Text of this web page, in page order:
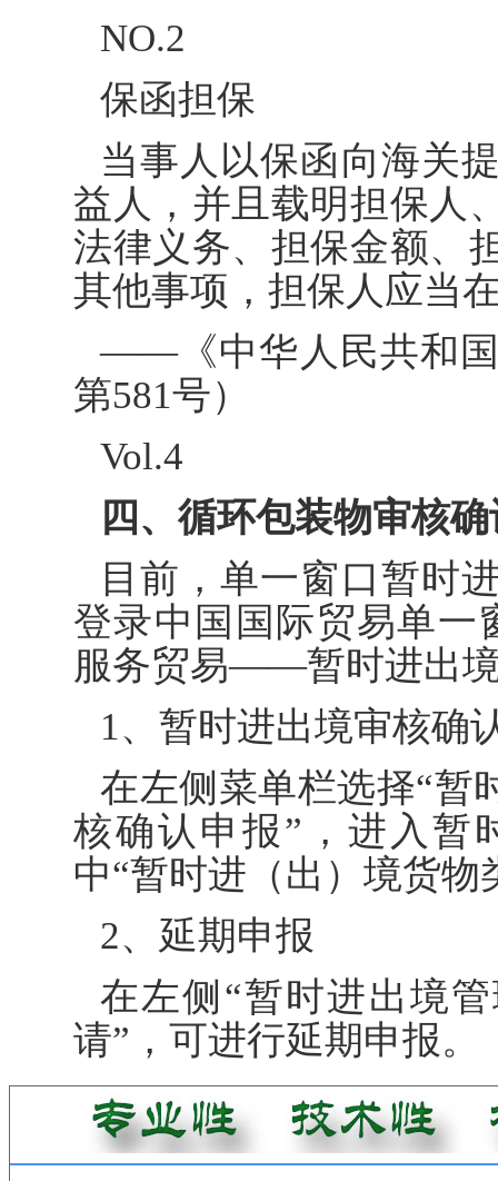
NO.2
保函担保
当事人以保函向海关
益人，并且载明担保人
法律义务、担保金额、
其他事项，担保人应当
——《中华人民共和国
第581号）
Vol.4
四、循环包装物审核
目前，单一窗口暂时
登录中国国际贸易单
服务贸易——暂时进出
1、暂时进出境审核确
在左侧菜单栏选择“
核确认申报”，进入暂
中“暂时进（出）境货物
2、延期申报
在左侧“暂时进出境
请”，可进行延期申报。